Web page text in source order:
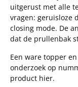
uitgerust met alle
vragen: geruisloze
closing mode. De
dat de prullenbak
Een ware topper
onderzoek op
product hier.